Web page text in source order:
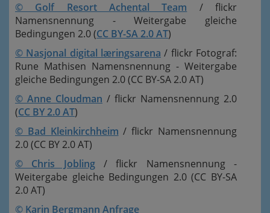
© Golf Resort Achental Team / flickr
Namensnennung - Weitergabe gleiche
Bedingungen 2.0 (CC BY-SA 2.0 AT)
© Nasjonal digital læringsarena / flickr Fotograf:
Rune Mathisen Namensnennung - Weitergabe
gleiche Bedingungen 2.0 (CC BY-SA 2.0 AT)
© Anne Cloudman / flickr Namensnennung 2.0
(CC BY 2.0 AT)
© Bad Kleinkirchheim / flickr Namensnennung
2.0 (CC BY 2.0 AT)
© Chris Jobling/ flickr Namensnennung -
Weitergabe gleiche Bedingungen 2.0 (CC BY-SA
2.0 AT)
© Karin Bergmann Anfrage